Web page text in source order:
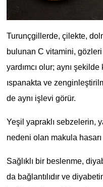
Turunçgillerde, çilekte,
bulunan C vitamini,
yardımcı olur; aynı
ıspanakta ve
de aynı işlevi görür.
Yeşil yapraklı sebzelerin,
nedeni olan makula
Sağlıklı bir beslenme,
da bağlantılıdır ve